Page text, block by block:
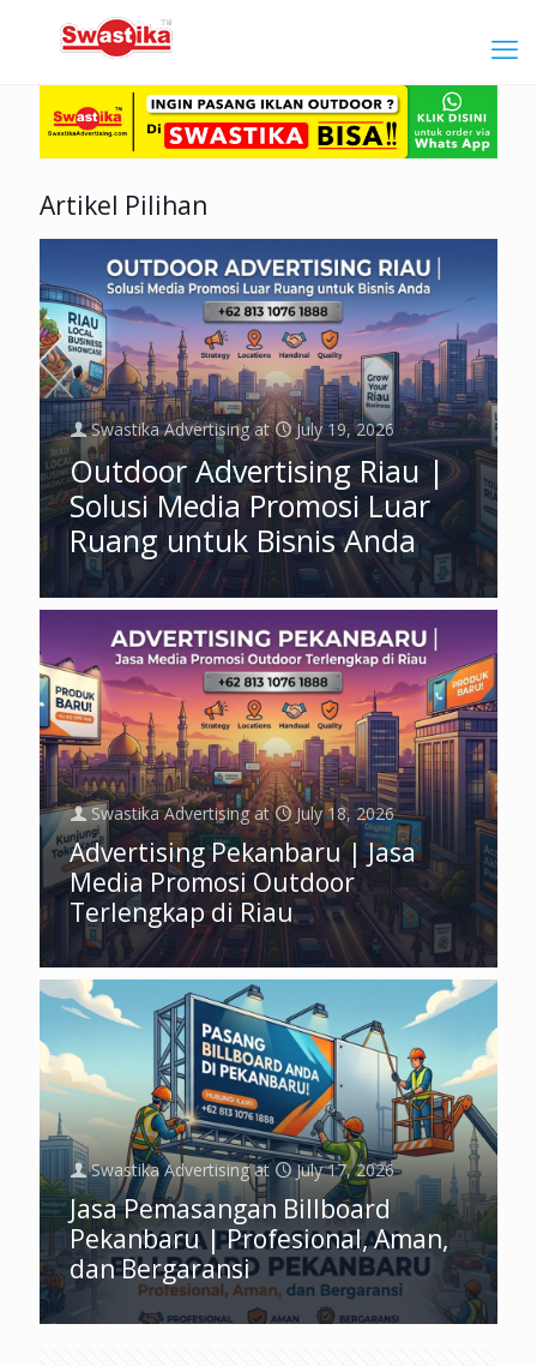
Artikel Pilihan
Swastika Advertising at July 19, 2026
Outdoor Advertising Riau |
Solusi Media Promosi Luar
Ruang untuk Bisnis Anda
Swastika Advertising at July 18, 2026
Advertising Pekanbaru | Jasa
Media Promosi Outdoor
Terlengkap di Riau
Swastika Advertising at July 17, 2026
Jasa Pemasangan Billboard
Pekanbaru | Profesional, Aman,
dan Bergaransi